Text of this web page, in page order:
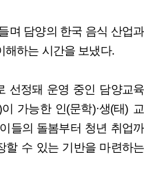
며 담양의 한국 음식 산업과
해하는 시간을 보냈다.
선정돼 운영 중인 담양교육
이 가능한 인(문학)·생(태) 교
들의 돌봄부터 청년 취업까
할 수 있는 기반을 마련하는